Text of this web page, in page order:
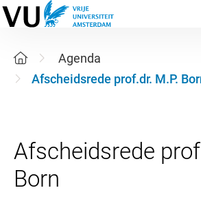
Agenda
Afscheidsrede prof.dr. M.P.
Afscheidsrede